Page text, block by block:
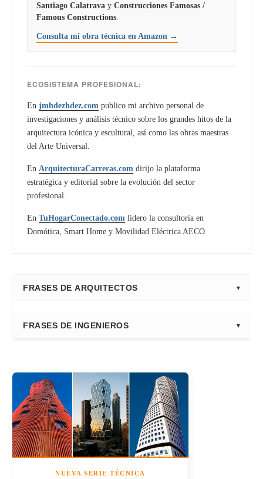
Santiago Calatrava y Construcciones Famosas /
Famous Constructions.
Consulta mi obra técnica en Amazon →
ECOSISTEMA PROFESIONAL:
En jmhdezhdez.com publico mi archivo personal de
investigaciones y análisis técnico sobre los grandes hitos de la
arquitectura icónica y escultural, así como las obras maestras
del Arte Universal.
En ArquitecturaCarreras.com dirijo la plataforma
estratégica y editorial sobre la evolución del sector
profesional.
En TuHogarConectado.com lidero la consultoría en
Domótica, Smart Home y Movilidad Eléctrica AECO.
FRASES DE ARQUITECTOS
Adrian Smith
Richard Rogers
David Chipperfield
Kazuyo Sejima
FRASES DE INGENIEROS
Leslie E. Robertson
Félix Cándela
NUEVA SERIE TÉCNICA